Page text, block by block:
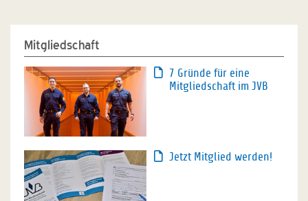
Mitgliedschaft
7 Gründe für eine
Mitgliedschaft im JVB
Jetzt Mitglied werden!